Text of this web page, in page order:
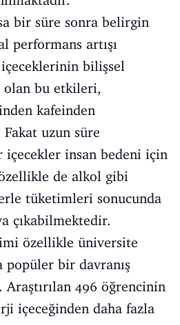
bir süre sonra belirgin
performans artışı
bilişsel
olan bu etkileri,
kafeinden
uzun süre
içecekler insan bedeni için
de alkol gibi
tüketimleri sonucunda
çıkabilmektedir.
özellikle üniversite
popüler bir davranış
Araştırılan 496 öğrencinin
içeceğinden daha fazla